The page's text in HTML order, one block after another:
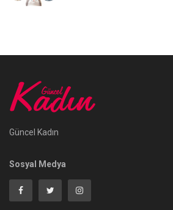
Güncel Kadın
Sosyal Medya